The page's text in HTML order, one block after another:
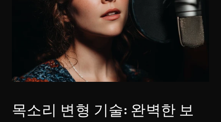
목소리 변형 기술: 완벽한 보